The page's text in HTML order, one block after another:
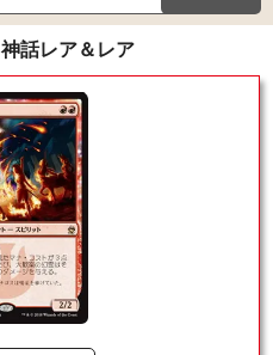
神話レア＆レア